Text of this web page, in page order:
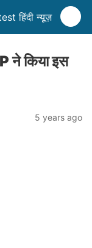
हिंदी न्यूज़
ने किया इस
5 years ago